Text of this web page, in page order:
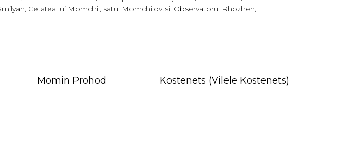
Cetatea lui Momchil, satul Momchilovtsi, Observatorul Rhozhen,
Momin Prohod Kostenets (Vilele Kostenets)